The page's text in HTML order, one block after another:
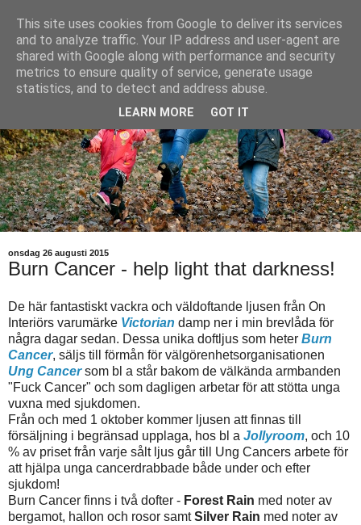
onsdag 26 augusti 2015
Burn Cancer - help light that darkness!
De här fantastiskt vackra och väldoftande ljusen från On
Interiörs varumärke Victorian damp ner i min brevlåda för
några dagar sedan. Dessa unika doftljus som heter Burn
Cancer, säljs till förmån för välgörenhetsorganisationen
Ung Cancersom bl a står bakom de välkända armbanden
"Fuck Cancer" och som dagligen arbetar för att stötta unga
vuxna med sjukdomen.
Från och med 1 oktober kommer ljusen att finnas till
försäljning i begränsad upplaga, hos bl a Jollyroom, och 10
% av priset från varje sålt ljus går till Ung Cancers arbete för
att hjälpa unga cancerdrabbade både under och efter
sjukdom!
Burn Cancer finns i två dofter - Forest Rain med noter av
bergamot, hallon och rosor samtSilver Rain med noter av
This site uses cookies from Google to deliver its services
and to analyze traffic. Your IP address and user-agent are
shared with Google along with performance and security
metrics to ensure quality of service, generate usage
statistics, and to detect and address abuse.
LEARN MORE GOT IT